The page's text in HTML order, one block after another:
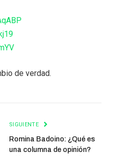
de verdad.
SIGUIENTE
Romina Badoino: ¿Qué es
una columna de opinión?